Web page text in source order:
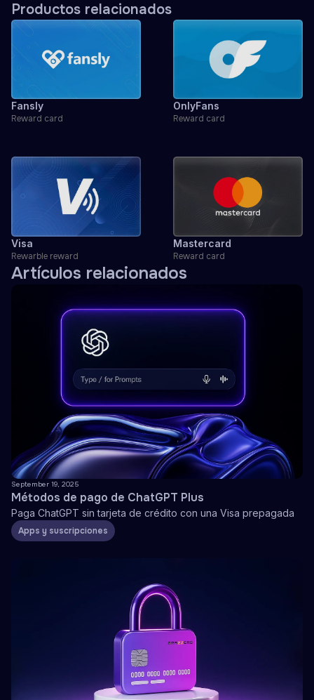
Productos relacionados
Fansly
Reward card
OnlyFans
Reward card
Visa
Rewarble reward
Mastercard
Reward card
Artículos relacionados
September 19, 2025
Métodos de pago de ChatGPT Plus
Paga ChatGPT sin tarjeta de crédito con una Visa prepagada
Apps y suscripciones